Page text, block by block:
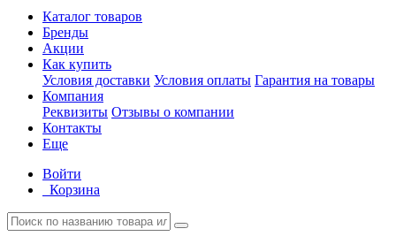
Каталог товаров
Бренды
Акции
Как купить
Условия доставки Условия оплаты Гарантия на товары
Компания
Реквизиты Отзывы о компании
Контакты
Еще
Войти
Корзина